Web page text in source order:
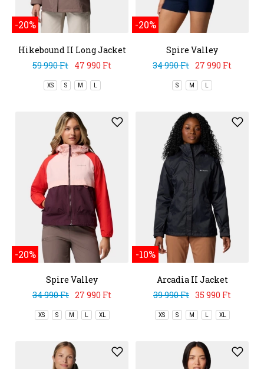
-20%
Hikebound II Long Jacket
59 990 Ft 47 990 Ft
XS S M L
-20%
Spire Valley
Windbreaker
34 990 Ft 27 990 Ft
S M L
-20%
Spire Valley
Windbreaker
34 990 Ft 27 990 Ft
XS S M L XL
-10%
Arcadia II Jacket
39 990 Ft 35 990 Ft
XS S M L XL